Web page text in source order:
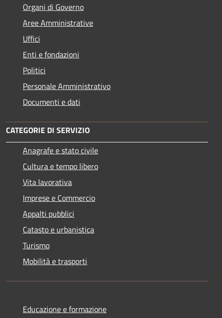
Organi di Governo
Aree Amministrative
Uffici
Enti e fondazioni
Politici
Personale Amministrativo
Documenti e dati
CATEGORIE DI SERVIZIO
Anagrafe e stato civile
Cultura e tempo libero
Vita lavorativa
Imprese e Commercio
Appalti pubblici
Catasto e urbanistica
Turismo
Mobilità e trasporti
Educazione e formazione